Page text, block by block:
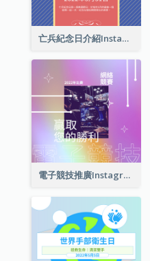
亡兵紀念日介紹Instagram帖子
電子競技推廣Instagram帖子